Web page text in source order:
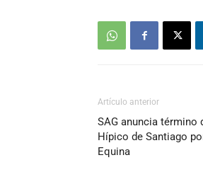
Artículo anterior
SAG anuncia término
Hípico de Santiago
Equina